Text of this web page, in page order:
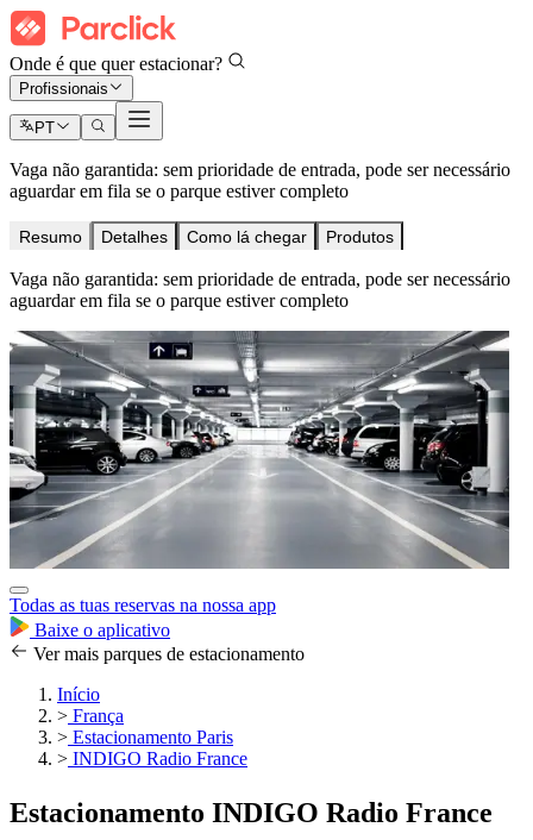
Onde é que quer estacionar?
Profissionais
PT
Vaga não garantida: sem prioridade de entrada, pode ser necessário
aguardar em fila se o parque estiver completo
Resumo Detalhes Como lá chegar Produtos
Vaga não garantida: sem prioridade de entrada, pode ser necessário
aguardar em fila se o parque estiver completo
Todas as tuas reservas na nossa app
Baixe o aplicativo
Ver mais parques de estacionamento
Início
> França
> Estacionamento Paris
> INDIGO Radio France
Estacionamento INDIGO Radio France